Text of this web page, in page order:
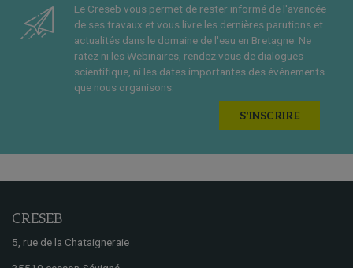
Le Creseb vous permet de rester informé de l'avancée
de ses travaux et vous livre les dernières parutions et
actualités dans le domaine de l'eau en Bretagne. Ne
ratez ni les Webinaires, rendez vous de dialogues
scientifique, ni les dates importantes des événements
que nous organisons.
S'INSCRIRE
CRESEB
5, rue de la Chataigneraie